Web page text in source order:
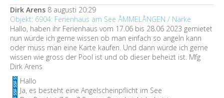
Dirk Arens 8 augusti 20:29
Objekt: 6904: Ferienhaus am See ÅMMELÅNGEN / Närke
Hallo, haben ihr Ferienhaus vom 17.06 bis 28.06 2023 gemietet
nun würde ich gerne wissen ob man einfach so angeln kann
oder muss man eine Karte kaufen. Und dann würde ich gerne
wissen wie gross der Pool ist und ob dieser beheizt ist. Mfg
Dirk Arens
Hallo
Ja, es besteht eine Angelscheinpflicht im See